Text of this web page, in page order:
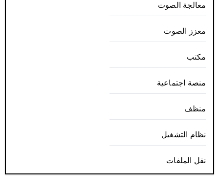
معالجة الصوت
معزز الصوت
مكتب
منصة اجتماعية
منظف
نظام التشغيل
نقل الملفات